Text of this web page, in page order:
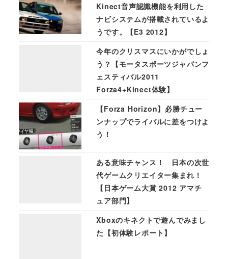
Kinect音声認識機能を利用した
ナビシステムが搭載されているよ
うです。【E3 2012】
今年のクリスマスにいかがでしょ
う？【モータスポーツジャパンフ
ェスティバル2011
Forza4+Kinect体験】
【Forza Horizon】必勝チュー
ンナップでライバルに差をつけよ
う！
ある意味チャンス！ 日本の次世
代ゲームクリエイター集まれ！
【日本ゲーム大賞 2012 アマチ
ュア部門】
Xboxのキネクトで遊んでみまし
た【初体験レポート】